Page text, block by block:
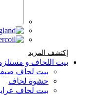
إكتشف المزيد
بيت اللحاف و
بيت لحاف
حشوة لحاف
بيت لحاف